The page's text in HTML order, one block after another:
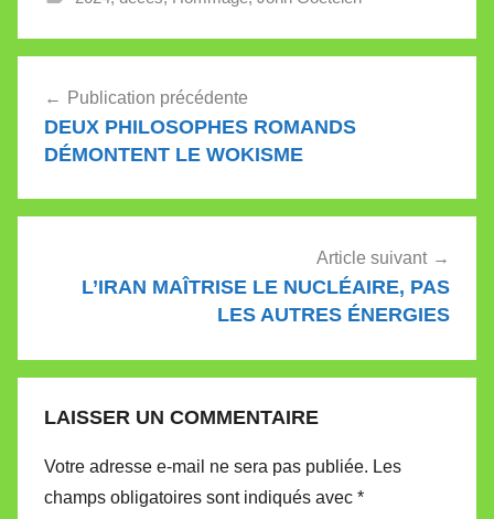
recherche. Selon
Mercedes Garcia
de
l’article
Publication précédente
DEUX PHILOSOPHES ROMANDS
DÉMONTENT LE WOKISME
Article suivant
L’IRAN MAÎTRISE LE NUCLÉAIRE, PAS
LES AUTRES ÉNERGIES
LAISSER UN COMMENTAIRE
Votre adresse e-mail ne sera pas publiée. Les
champs obligatoires sont indiqués avec *